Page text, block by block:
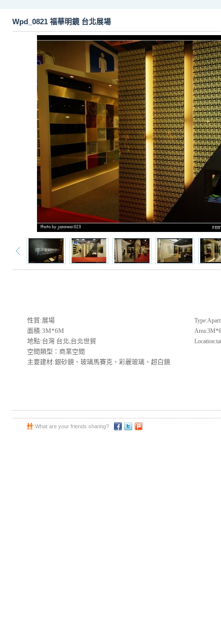
Wpd_0821 福華明鏡 台北展場
性質:展場
面積:3M*6M
地點:台灣 台北,台北世貿
空間類型：商業空間
主要建材:銀砂鏡、玻璃馬賽克、彩麗玻璃、超白鏡
What are your friends sharing?